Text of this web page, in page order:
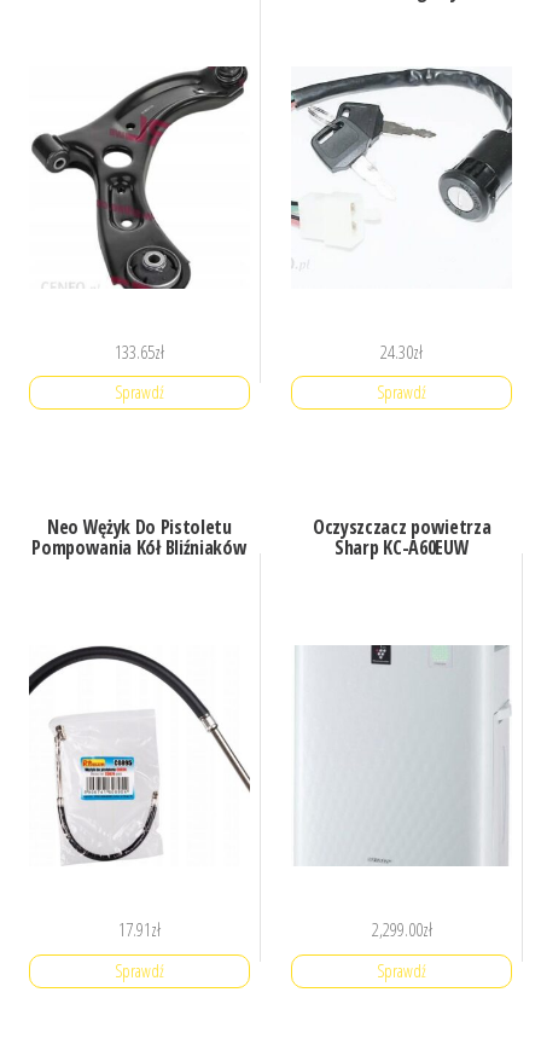
133.65zł
Sprawdź
24.30zł
Sprawdź
Neo Wężyk Do Pistoletu
Pompowania Kół Bliźniaków
17.91zł
Sprawdź
Oczyszczacz powietrza
Sharp KC-A60EUW
2,299.00zł
Sprawdź